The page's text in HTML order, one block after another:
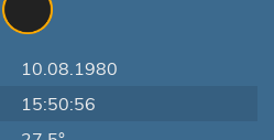
10.08.1980
15:50:56